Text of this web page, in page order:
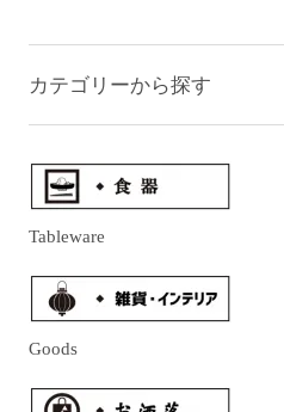
カテゴリーから探す
Tableware
Goods